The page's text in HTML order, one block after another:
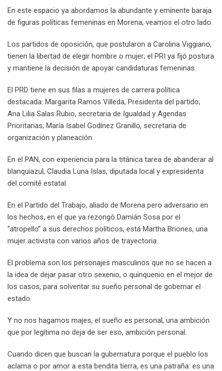
En este espacio ya abordamos la abundante y eminente baraja
de figuras políticas femeninas en Morena, veamos el otro lado.
Los partidos de oposición, que postularon a Carolina Viggiano,
tienen la libertad de elegir hombre o mujer; el PRI ya fijó postura
y mantiene la decisión de apoyar candidaturas femeninas.
El PRD tiene en sus filas a mujeres de carrera política
destacada: Margarita Ramos Villeda, Presidenta del partido;
Ana Lilia Salas Rubio, secretaria de Igualdad y Agendas
Prioritarias; María Isabel Godínez Granillo, secretaria de
organización y planeación.
En el PAN, con experiencia para la titánica tarea de abanderar al
blanquiazul, Claudia Luna Islas, diputada local y expresidenta
del comité estatal.
En el Partido del Trabajo, aliado de Morena pero adversario en
los hechos, en el que ya rezongó Damián Sosa por el
“atropello” a sus derechos políticos, está Martha Briones, una
mujer activista con varios años de trayectoria.
El problema son los personajes masculinos que no se hacen a
la idea de dejar pasar otro sexenio, o quinquenio en el mejor de
los casos, para solventar su sueño personal de gobernar el
estado.
Y no nos hagamos majes, el sueño es personal, una ambición
que por legítima no deja de ser eso, ambición personal.
Cuando dicen que buscan la gubernatura porque el pueblo los
aclama o por amor a esta bendita tierra, es una patraña: es una